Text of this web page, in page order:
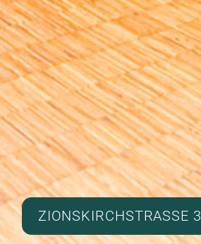
ZIONSKIRCHSTRASSE 34